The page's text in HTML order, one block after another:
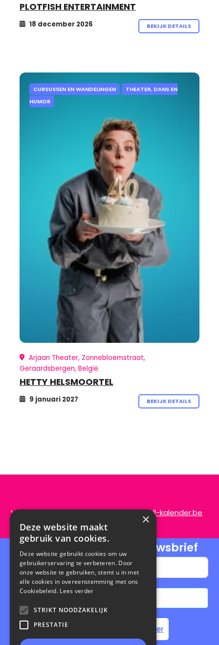
PLOTFISH ENTERTAINMENT
18 december 2026 BEKIJK DETAILS
CURSUSSEN EN WANDELINGEN
THEATER, DANS EN
HUMOR
Arjaan Theater, Zonnebloemstraat,
Geraardsbergen, België
HETTY HELSMOORTEL
9 januari 2027 BEKIJK DETAILS
Vragen of opmerkingen?info@de-scroll-kalender.be
Schrijf je in voor onze nieuwsbrief
Home Steun de Scroll Kalender
×
Deze website maakt
gebruik van cookies.
Deze website gebruikt cookies om uw
gebruikerservaring te verbeteren. Door
onze website te gebruiken, stemt u in met
alle cookies in overeenstemming met ons
Cookiebeleid. Lees verder
STRIKT NOODZAKELIJK
PRESTATIE